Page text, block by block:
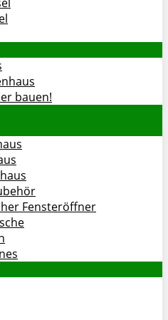
bauen!
Fensteröffner